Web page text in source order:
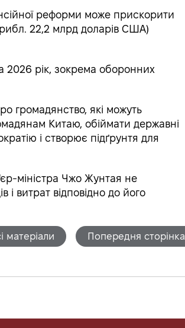
реформи може прискорити
22,2 млрд доларів США)
2026 рік, зокрема оборонних
громадянство, які можуть
Китаю, обіймати державні
і створює підґрунтя для
міністра Чжо Жунтая не
і витрат відповідно до його
матеріали Попередня сторінка